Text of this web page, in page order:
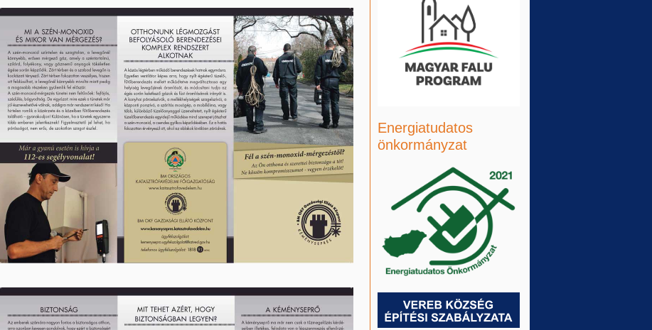
Energiatudatos
önkormányzat